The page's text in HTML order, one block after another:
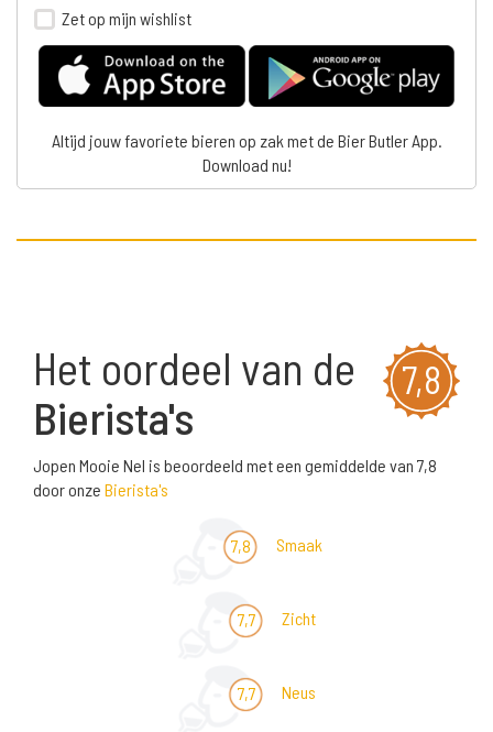
Zet op mijn wishlist
Altijd jouw favoriete bieren op zak met de Bier Butler App.
Download nu!
7,8
Het oordeel van de
Bierista's
Jopen Mooie Nel is beoordeeld met een gemiddelde van 7,8
door onze Bierista's
7,8 Smaak
7,7 Zicht
7,7 Neus